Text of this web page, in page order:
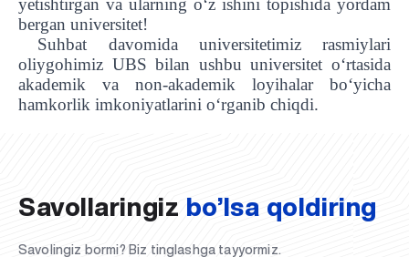
bergan universitet!
Suhbat davomida universitetimiz rasmiylari
oliygohimiz UBS bilan ushbu universitet o‘rtasida
akademik va non-akademik loyihalar bo‘yicha
hamkorlik imkoniyatlarini o‘rganib chiqdi.
UBS professori "Yangi O‘zbekiston yosh olimlari"
qatoridan joy oldi!
Sevimli "UBS xabarnomasi" gazetamizning yangi soni
nashrdan chiqdi!
UBS faoliyati tahlili va istiqboldagi rejalar
UBS oʻqituvchilari Qirgʻizistonda malaka oshirdi
G‘alaba sari olg‘a, O‘zbekiston!
TAYINLOV
UBS OAVda
UBS va bitiruvchi talabalar viloyat hokimligi tomonidan
taqdirlandi
Til oʻrganishda Ovropacha aytganda "level up" qilishni
xohlaysizmi?
Inson kapitaliga yo‘naltirilgan investitsiya — Yangi
O‘zbekiston taraqqiyotining eng muhim tayanchi
Savollaringiz bo’lsa qoldiring
Savolingiz bormi? Biz tinglashga tayyormiz.